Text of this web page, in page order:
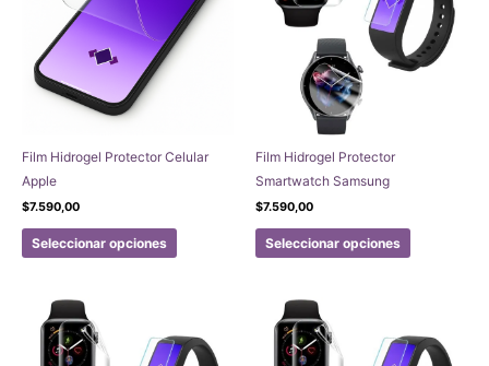
Film Hidrogel Protector Celular
Apple
$7.590,00
Seleccionar opciones
Este
producto
Las
Film Hidrogel Protector
Smartwatch Samsung
$7.590,00
Seleccionar opciones
Este
producto
Las